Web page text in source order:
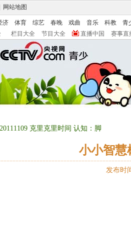
网站地图
济 体育 综艺 春晚 戏曲 音乐 科教 青
栏目大全 节目大全 直播中国 赛事直
克里克里时间 认知：脚
小小智慧
发布时